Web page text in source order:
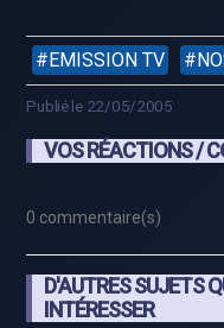
EMISSION TV
Publié le 22/05/2005
VOS RÉACTIONS /
0 commentaire(s)
D'AUTRES SUJETS
INTÉRESSER